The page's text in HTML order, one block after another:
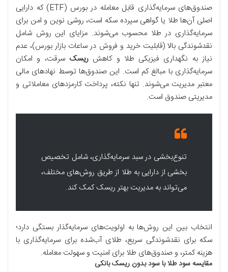
صندوق‌های سرمایه‌گذاری قابل معامله در بورس (ETF) که دارایی
اصلی آن‌ها طلا یا گواهی سپرده سکه است، روشی نوین و امن برای
سرمایه‌گذاری در طلا محسوب می‌شوند. مزایای این روش شامل
نقدشوندگی بالا (قابلیت خرید و فروش در ساعات بازار بورس)، عدم
نیاز به نگهداری فیزیکی طلا و کاهش ریسک سرقت، و امکان
سرمایه‌گذاری با مبالغ کم است. این صندوق‌ها توسط نهادهای مالی
معتبر مدیریت می‌شوند. تنها نکته، پرداخت کارمزدهای معاملاتی و
مدیریتی صندوق است.
تنوع‌بخشی در سبد سرمایه‌گذاری، شامل تخصیص
بخشی از دارایی به طلا از طریق روش‌های مختلف،
می‌تواند به مدیریت بهتر ریسک کمک کند.
انتخاب بین این روش‌ها به اولویت‌های سرمایه‌گذار بستگی دارد؛
سکه برای نقدشوندگی سریع، طلای آب‌شده برای سرمایه‌گذاری با
هزینه کمتر، و صندوق‌های طلا برای امنیت و سهولت معامله.
مقایسه سود طلا با سود بدون ریسک بانکی